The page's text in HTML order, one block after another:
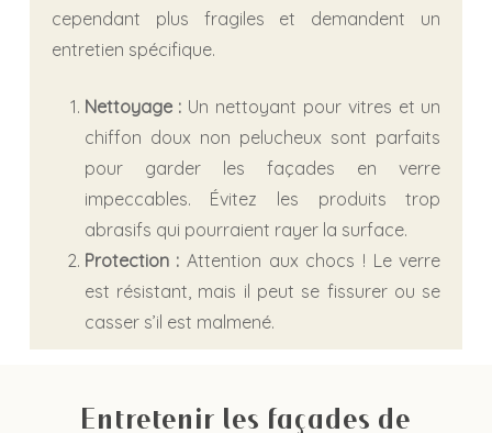
cependant plus fragiles et demandent un
entretien spécifique.
Nettoyage : Un nettoyant pour vitres et un
chiffon doux non pelucheux sont parfaits
pour garder les façades en verre
impeccables. Évitez les produits trop
abrasifs qui pourraient rayer la surface.
Protection : Attention aux chocs ! Le verre
est résistant, mais il peut se fissurer ou se
casser s’il est malmené.
Entretenir les façades de